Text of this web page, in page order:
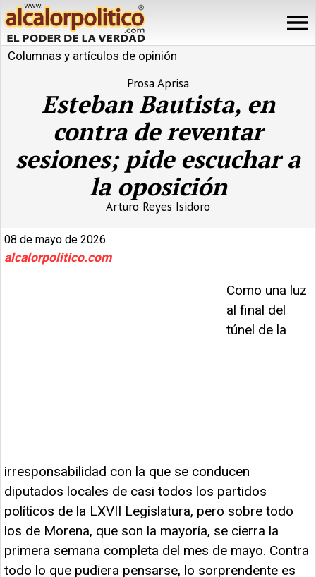
Columnas y artículos de opinión
Prosa Aprisa
Esteban Bautista, en
contra de reventar
sesiones; pide escuchar a
la oposición
Arturo Reyes Isidoro
08 de mayo de 2026
alcalorpolitico.com
Como una luz
al final del
túnel de la
irresponsabilidad con la que se conducen
diputados locales de casi todos los partidos
políticos de la LXVII Legislatura, pero sobre todo
los de Morena, que son la mayoría, se cierra la
primera semana completa del mes de mayo. Contra
todo lo que pudiera pensarse, lo sorprendente es